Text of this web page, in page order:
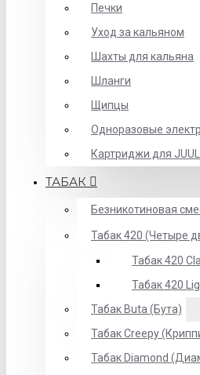
Печки
Уход за кальяном
Шахты для кальяна
Шланги
Щипцы
Одноразовые
Картриджи для
ТАБАК
Безникотиновая
Табак 420 (Четыре
Табак 420
Табак 420
Табак Buta (Бута)
Табак Creepy
Табак Diamond